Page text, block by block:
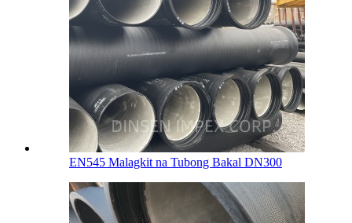
EN545 Malagkit na Tubong Bakal DN300